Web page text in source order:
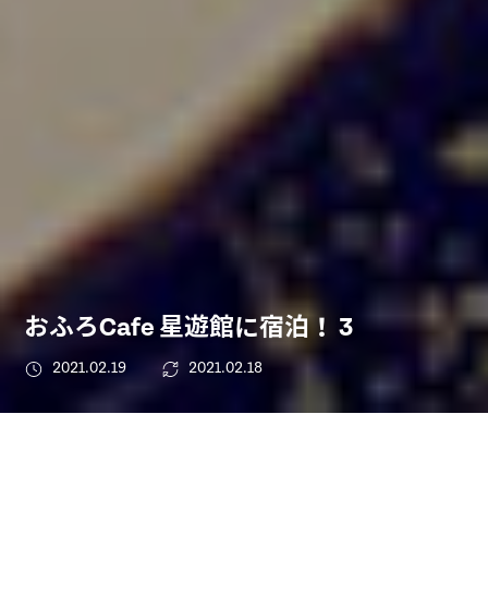
おふろCafe 星遊館に宿泊！ 3
2021.02.19 2021.02.18